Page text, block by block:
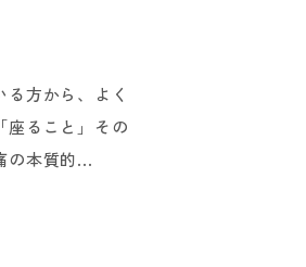
方から、よく
座ること」その
の本質的...